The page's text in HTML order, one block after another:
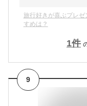
旅行好きが喜ぶプレ
すめは？
1件
9